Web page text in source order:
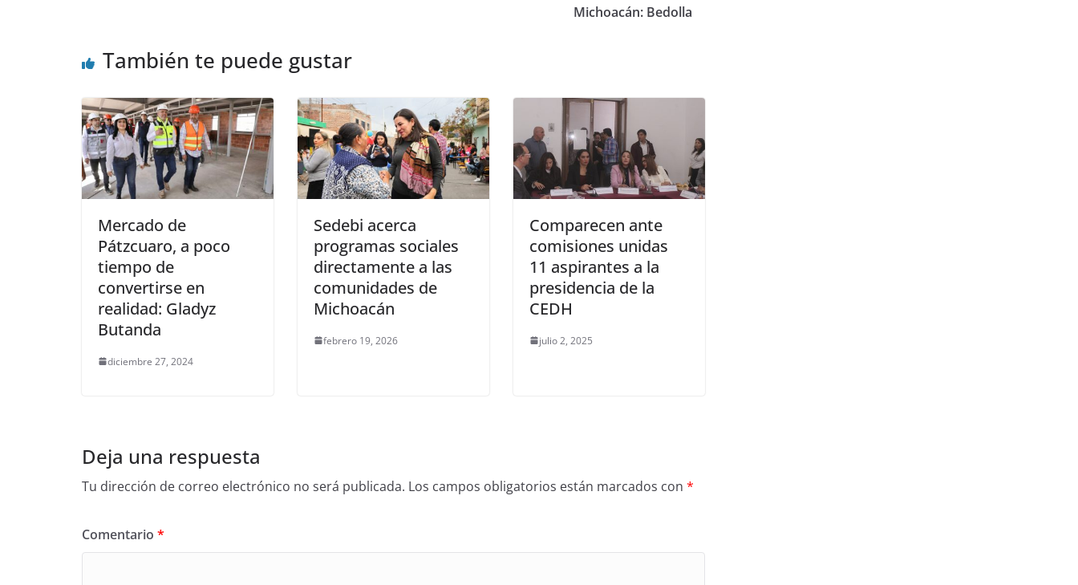
Michoacán: Bedolla
También te puede gustar
Mercado de
Pátzcuaro, a poco
tiempo de
convertirse en
realidad: Gladyz
Butanda
diciembre 27, 2024
Sedebi acerca
programas sociales
directamente a las
comunidades de
Michoacán
febrero 19, 2026
Comparecen ante
comisiones unidas
11 aspirantes a la
presidencia de la
CEDH
julio 2, 2025
Deja una respuesta
Tu dirección de correo electrónico no será publicada. Los campos obligatorios están marcados con *
Comentario *